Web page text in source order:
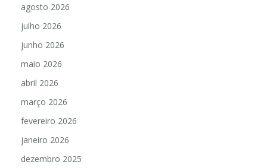
agosto 2026
julho 2026
junho 2026
maio 2026
abril 2026
março 2026
fevereiro 2026
janeiro 2026
dezembro 2025